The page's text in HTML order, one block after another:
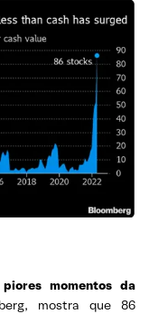
momentos da
mostra que 86